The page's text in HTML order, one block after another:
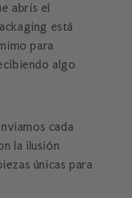
abrís el
está
para
algo
cada
la ilusión
únicas para